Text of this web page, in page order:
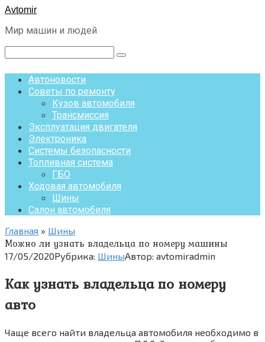
Перейти
контенту
Avtomir
Мир машин и людей
Поиск:
Автоновости
Советы по ремонту
Кузов автомобиля
Трансмиссия
Эксплуатация двигателя
Электроника
Системы безопасности
Топливная система
ГБО
Ходовая автомобиля
Шины
Салон автомобиля
Главная » Шины
Можно ли узнать владельца по номеру машины
17/05/2020Рубрика: ШиныАвтор: avtomiradmin
Как узнать владельца по номеру
авто
Чаще всего найти владельца автомобиля необходимо в